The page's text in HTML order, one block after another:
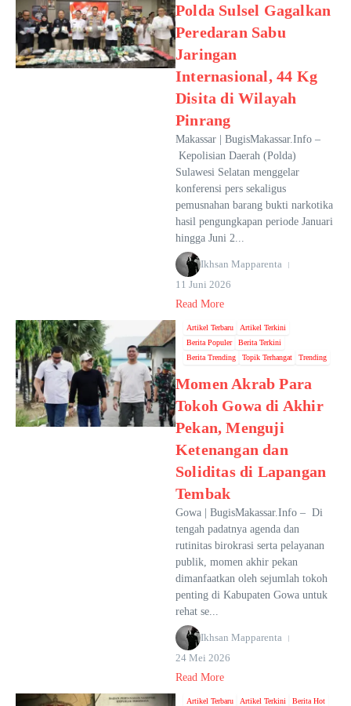
Polda Sulsel Gagalkan
Peredaran Sabu
Jaringan
Internasional, 44 Kg
Disita di Wilayah
Pinrang
Makassar | BugisMakassar.Info –
Kepolisian Daerah (Polda)
Sulawesi Selatan menggelar
konferensi pers sekaligus
pemusnahan barang bukti narkotika
hasil pengungkapan periode Januari
hingga Juni 2...
Ikhsan Mapparenta
11 Juni 2026
Read More
Artikel Terbaru
Artikel Terkini
Berita Populer
Berita Terkini
Berita Trending
Topik Terhangat Trending
Momen Akrab Para
Tokoh Gowa di Akhir
Pekan, Menguji
Ketenangan dan
Soliditas di Lapangan
Tembak
Gowa | BugisMakassar.Info – Di
tengah padatnya agenda dan
rutinitas birokrasi serta pelayanan
publik, momen akhir pekan
dimanfaatkan oleh sejumlah tokoh
penting di Kabupaten Gowa untuk
rehat se...
Ikhsan Mapparenta
24 Mei 2026
Read More
Artikel Terbaru Artikel Terkini
Berita Hot